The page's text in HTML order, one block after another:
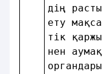
дiң
ету
тiк
нен